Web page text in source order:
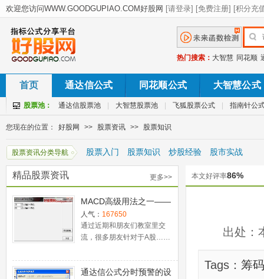
热门搜索： 大智慧 同花顺
首页 通达信公式 同花顺公式 大智慧公式
股票池： 通达信股票池 大智慧股票池 飞狐股票公式 指南针公
您现在的位置： 好股网 >> 股票资讯 >> 股票知识
股票资讯分类导航 股票入门 股票知识 炒股经验 股市实战
精品股票资讯 更多>>
MACD高级用法之一——
稳健买入法+2点卖出法
人气： 167650
通过近期和朋友们教室里交
流，很多朋友针对于A股……
通达信公式分时预警的设
本文好评率86%
出处：
Tags： 筹